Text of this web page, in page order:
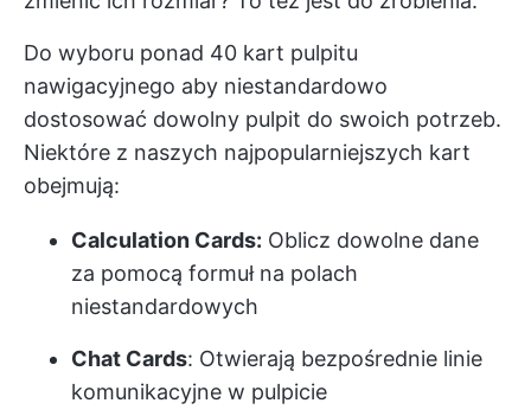
Do wyboru ponad 40 kart pulpitu
nawigacyjnego aby niestandardowo
dostosować dowolny pulpit do swoich potrzeb.
Niektóre z naszych najpopularniejszych kart
obejmują:
Calculation Cards: Oblicz dowolne dane
za pomocą formuł na polach
niestandardowych
Chat Cards: Otwierają bezpośrednie linie
komunikacyjne w pulpicie